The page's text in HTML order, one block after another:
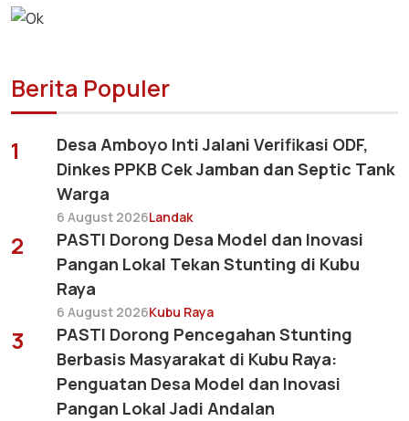
Berita Populer
1
Desa Amboyo Inti Jalani Verifikasi ODF,
Dinkes PPKB Cek Jamban dan Septic Tank
Warga
6 August 2026Landak
2
PASTI Dorong Desa Model dan Inovasi
Pangan Lokal Tekan Stunting di Kubu
Raya
6 August 2026Kubu Raya
3
PASTI Dorong Pencegahan Stunting
Berbasis Masyarakat di Kubu Raya:
Penguatan Desa Model dan Inovasi
Pangan Lokal Jadi Andalan